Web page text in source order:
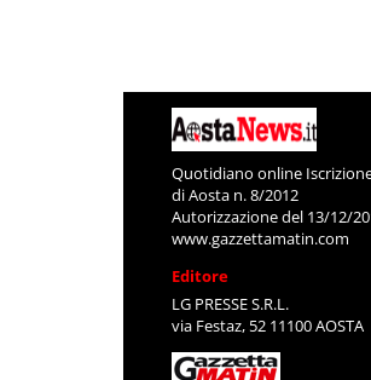
Quotidiano online
di Aosta n. 8/2012
Autorizzazione del 13/12/
www.gazzettamatin.com
Editore
LG PRESSE S.R.L.
via Festaz, 52 11100 AOSTA